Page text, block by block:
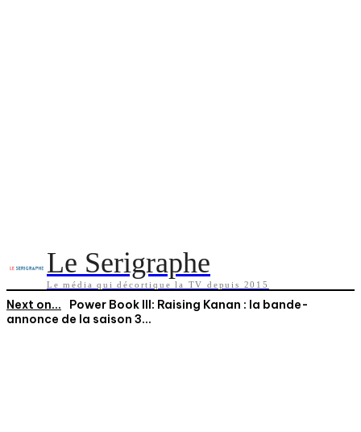
Le Serigraphe
Le média qui décortique la TV depuis 2015
Next on...
Power Book III: Raising Kanan : la bande-
annonce de la saison 3...